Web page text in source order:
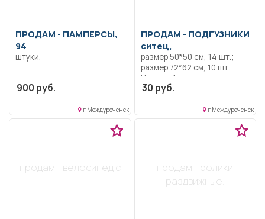
ПРОДАМ - ПАМПЕРСЫ,
94
штуки.
900 руб.
г Междуреченск
ПРОДАМ - ПОДГУЗНИКИ
ситец,
размер 50*50 см, 14 шт.;
размер 72*62 см, 10 шт.
Цена за 1 шт
30 руб.
г Междуреченск
продам - велосипед с
продам - ролики
раздвижные.